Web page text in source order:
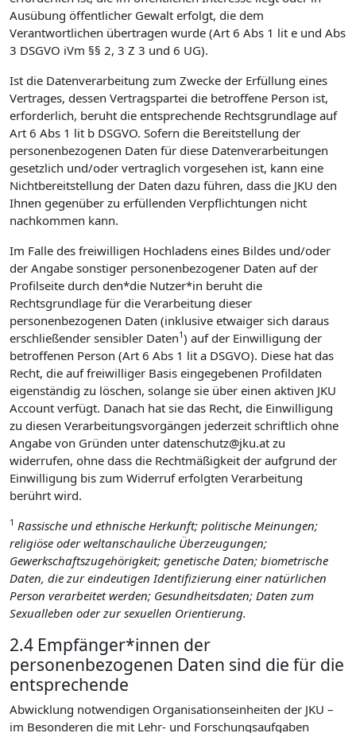
Ausübung öffentlicher Gewalt erfolgt, die dem
Verantwortlichen übertragen wurde (Art 6 Abs 1 lit e und Abs
3 DSGVO iVm §§ 2, 3 Z 3 und 6 UG).
Ist die Datenverarbeitung zum Zwecke der Erfüllung eines
Vertrages, dessen Vertragspartei die betroffene Person ist,
erforderlich, beruht die entsprechende Rechtsgrundlage auf
Art 6 Abs 1 lit b DSGVO. Sofern die Bereitstellung der
personenbezogenen Daten für diese Datenverarbeitungen
gesetzlich und/oder vertraglich vorgesehen ist, kann eine
Nichtbereitstellung der Daten dazu führen, dass die JKU den
Ihnen gegenüber zu erfüllenden Verpflichtungen nicht
nachkommen kann.
Im Falle des freiwilligen Hochladens eines Bildes und/oder
der Angabe sonstiger personenbezogener Daten auf der
Profilseite durch den*die Nutzer*in beruht die
Rechtsgrundlage für die Verarbeitung dieser
personenbezogenen Daten (inklusive etwaiger sich daraus
erschließender sensibler Daten1) auf der Einwilligung der
betroffenen Person (Art 6 Abs 1 lit a DSGVO). Diese hat das
Recht, die auf freiwilliger Basis eingegebenen Profildaten
eigenständig zu löschen, solange sie über einen aktiven JKU
Account verfügt. Danach hat sie das Recht, die Einwilligung
zu diesen Verarbeitungsvorgängen jederzeit schriftlich ohne
Angabe von Gründen unter datenschutz@jku.at zu
widerrufen, ohne dass die Rechtmäßigkeit der aufgrund der
Einwilligung bis zum Widerruf erfolgten Verarbeitung
berührt wird.
1 Rassische und ethnische Herkunft; politische Meinungen;
religiöse oder weltanschauliche Überzeugungen;
Gewerkschaftszugehörigkeit; genetische Daten; biometrische
Daten, die zur eindeutigen Identifizierung einer natürlichen
Person verarbeitet werden; Gesundheitsdaten; Daten zum
Sexualleben oder zur sexuellen Orientierung.
2.4 Empfänger*innen der
personenbezogenen Daten sind die für die
entsprechende
Abwicklung notwendigen Organisationseinheiten der JKU –
im Besonderen die mit Lehr- und Forschungsaufgaben